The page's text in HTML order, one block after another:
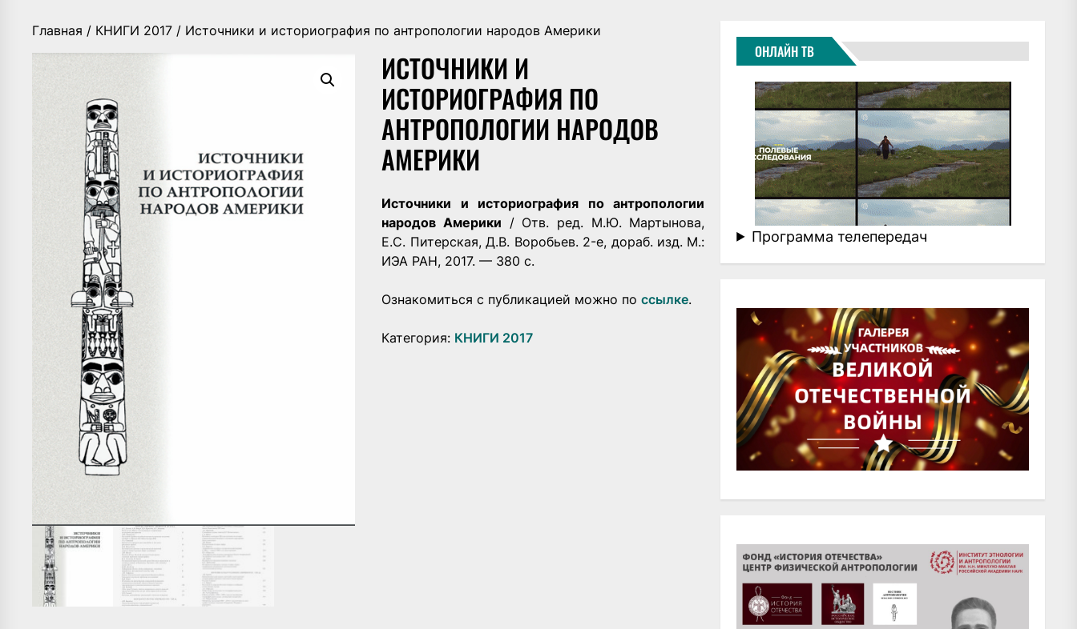
Главная / КНИГИ 2017 / Источники и историография по антропологии народов Америки
ИСТОЧНИКИ И
ИСТОРИОГРАФИЯ ПО
АНТРОПОЛОГИИ НАРОДОВ
АМЕРИКИ
Источники и историография по антропологии
народов Америки / Отв. ред. М.Ю. Мартынова,
Е.С. Питерская, Д.В. Воробьев. 2-е, дораб. изд. М.:
ИЭА РАН, 2017. — 380 с.
Ознакомиться с публикацией можно поссылке.
Категория: КНИГИ 2017
ОНЛАЙН ТВ
Программа телепередач